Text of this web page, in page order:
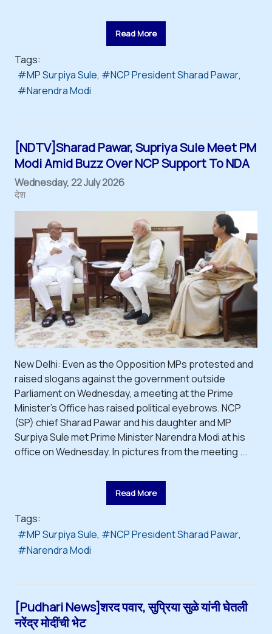
Read More
Tags:
MP Surpiya Sule
NCP President Sharad Pawar
Narendra Modi
[NDTV]Sharad Pawar, Supriya Sule Meet PM
Modi Amid Buzz Over NCP Support To NDA
Wednesday, 22 July 2026
देश
New Delhi: Even as the Opposition MPs protested and
raised slogans against the government outside
Parliament on Wednesday, a meeting at the Prime
Minister's Office has raised political eyebrows. NCP
(SP) chief Sharad Pawar and his daughter and MP
Surpiya Sule met Prime Minister Narendra Modi at his
office on Wednesday. In pictures from the meeting ...
Read More
Tags:
MP Surpiya Sule
NCP President Sharad Pawar
Narendra Modi
[Pudhari News]शरद पवार, सुप्रिया सुळे यांनी घेतली
नरेंद्र मोदींची भेट